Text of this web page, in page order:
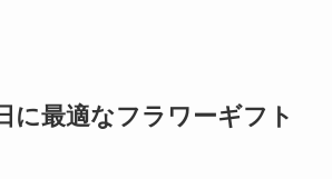
に最適なフラワーギフト